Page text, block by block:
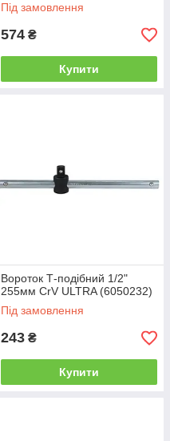
Під замовлення
574 ₴
Купити
Вороток Т-подібний 1/2"
255мм CrV ULTRA (6050232)
Під замовлення
243 ₴
Купити